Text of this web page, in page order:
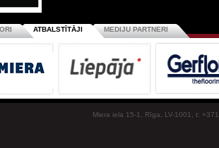
ATBALSTĪTĀJI MEDIJU PARTNERI
Miera iela 15-1, Rīga, LV-1001, t: